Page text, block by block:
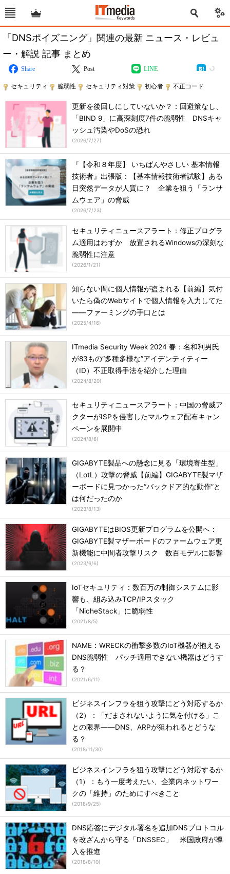
「DNSポイズニング」関連の最新 ニュース・レビュ
ー・解説 記事 まとめ
Share Post LINE
セキュリティ 脆弱性 セキュリティ対策 初心者 不正コード
更新を後回しにしていないか？：回避策なし、
「BIND 9」に高深刻度7件の脆弱性 DNSキャ
ッシュ汚染やDoSの恐れ
(2026/7/27)
『【令和８年度】 いちばんやさしい 基本情報
技術者』出張版：【基本情報技術者試験】ある
日突然データが人質に？ 企業を狙う「ランサ
ムウェア」の脅威
(2026/7/23)
セキュリティニュースアラート：修正プログラ
ム適用はわずか 放置されるWindowsの深刻な
脆弱性に注意
(2026/1/21)
知らない間に個人情報が盗まれる【前編】気付
いたら偽のWebサイトで個人情報を入力してた
――ファーミングの手口とは
(2025/4/16)
ITmedia Security Week 2024 春：名和利男氏
が83もの“多種多様な”アイデンティティー
（ID）不正取得手法を紹介した理由
(2024/8/20)
セキュリティニュースアラート：中国の脅威ア
クターがISPを侵害したマルウェア配布キャン
ペーンを展開中
(2024/8/6)
GIGABYTE製品への懸念に見る「環境寄生型」
（LotL）攻撃の脅威【前編】GIGABYTE製マザ
ーボードに見つかった“バックドア的な動作”と
は何だったのか
(2023/8/13)
GIGABYTEはBIOS更新プログラムを公開へ：
GIGABYTE製マザーボードのファームウェア更
新機能に中間者攻撃リスク 数百モデルに影響
(2023/6/6)
IoTセキュリティ：数百万の制御システムに影
響も、組み込みTCP/IPスタック
「NicheStack」に脆弱性
(2021/8/5)
NAME：WRECKの衝撃多数のIoT機器が抱える
DNS脆弱性 パッチ適用できない機器はどうす
る？
(2021/6/11)
ビジネスインフラを狙う攻撃にどう対応するか
（2）：「だまされないように気を付ける」こ
との限界――DNS、ARPが狙われるとどうな
る？
(2018/11/30)
ビジネスインフラを狙う攻撃にどう対応するか
（1）：もう一度考えたい、企業内ネットワー
クの「維持」のためにすべきこと
(2018/9/25)
DNS応答にデジタル署名を追加DNSプロトコル
を改ざんから守る「DNSSEC」 米国政府が導
入を推進
(2018/8/10)